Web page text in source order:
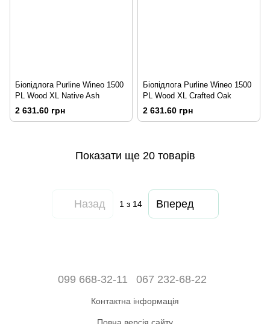
Біопідлога Purline Wineo 1500
PL Wood XL Native Ash
2 631.60 грн
Біопідлога Purline Wineo 1500
PL Wood XL Crafted Oak
2 631.60 грн
Показати ще 20 товарів
Назад 1з 14 Вперед
099 668-32-11 067 232-68-22
Контактна інформація
Повна версія сайту